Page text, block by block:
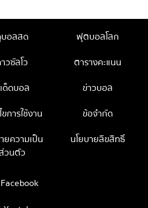
อลสด
ฟุตบอลโลก
วซัลโว
ตารางคะแนน
ด็ดบอล
ข่าวบอล
ขการใช้งาน
ข้อจำกัด
ยความเป็น
วนตัว
นโยบายลิขสิทธิ์
Facebook